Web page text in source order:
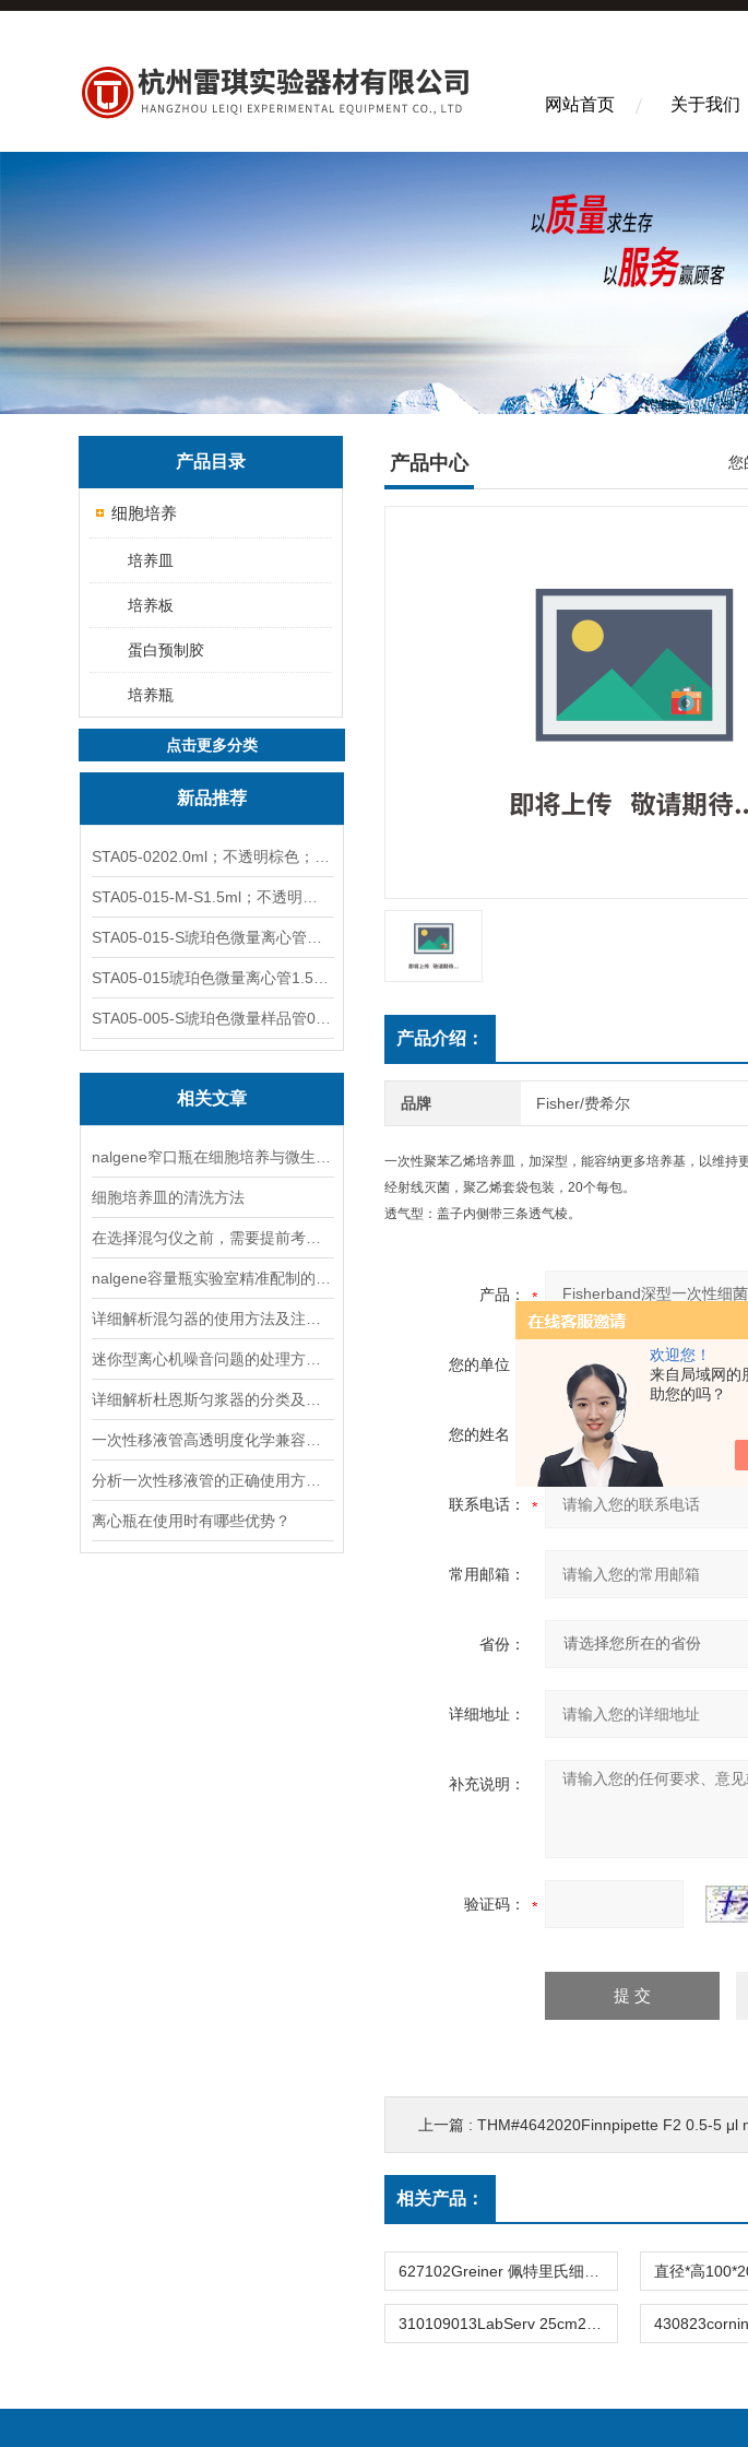
欢迎您！
来自局域网的
助您的吗？
网站首页 关于我们
产品目录
细胞培养
培养皿
培养板
蛋白预制胶
培养瓶
点击更多分类
新品推荐
相关文章
细胞培养皿的清洗方法
离心瓶在使用时有哪些优势？
产品中心 您
产品介绍：
品牌 Fisher/费希尔
一次性聚苯乙烯培养皿，加深型，能容纳更多培养基，以维持
经射线灭菌，聚乙烯套袋包装，20个每包。
透气型：盖子内侧带三条透气棱。
产品：
您的单位：
您的姓名：
联系电话：
常用邮箱：
省份：
详细地址：
补充说明：
验证码：
上一篇 : THM#4642020Finnpipette F2 0.5-5 μl micro单道可变量程移
相关产品：